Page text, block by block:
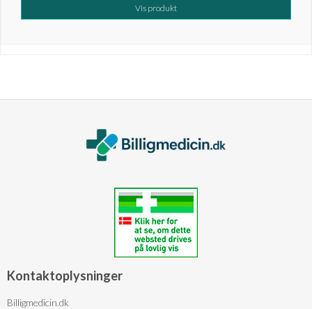
Vis produkt
Kontaktoplysninger
Billigmedicin.dk